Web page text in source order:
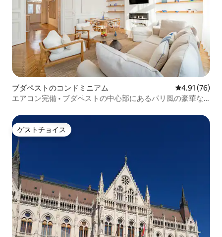
ブダペストのコンドミニアム レビュー76
4.91 (76)
エアコン完備 • ブダペストの中心部にあるパリ風の豪華な
ゲストチョイス
ゲストチョイス